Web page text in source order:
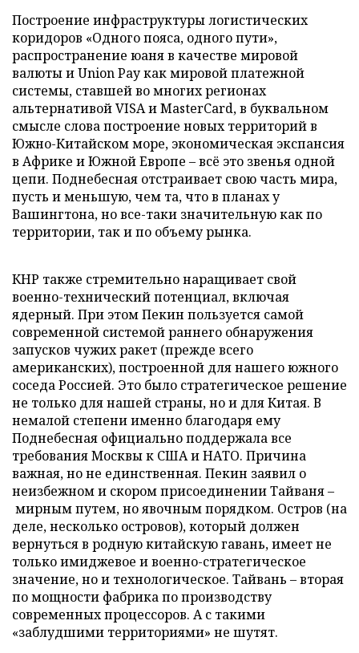
Построение инфраструктуры логистических
коридоров «Одного пояса, одного пути»,
распространение юаня в качестве мировой
валюты и Union Pay как мировой платежной
системы, ставшей во многих регионах
альтернативой VISA и MasterCard, в буквальном
смысле слова построение новых территорий в
Южно-Китайском море, экономическая экспансия
в Африке и Южной Европе – всё это звенья одной
цепи. Поднебесная отстраивает свою часть мира,
пусть и меньшую, чем та, что в планах у
Вашингтона, но все-таки значительную как по
территории, так и по объему рынка.
КНР также стремительно наращивает свой
военно-технический потенциал, включая
ядерный. При этом Пекин пользуется самой
современной системой раннего обнаружения
запусков чужих ракет (прежде всего
американских), построенной для нашего южного
соседа Россией. Это было стратегическое решение
не только для нашей страны, но и для Китая. В
немалой степени именно благодаря ему
Поднебесная официально поддержала все
требования Москвы к США и НАТО. Причина
важная, но не единственная. Пекин заявил о
неизбежном и скором присоединении Тайваня –
мирным путем, но явочным порядком. Остров (на
деле, несколько островов), который должен
вернуться в родную китайскую гавань, имеет не
только имиджевое и военно-стратегическое
значение, но и технологическое. Тайвань – вторая
по мощности фабрика по производству
современных процессоров. А с такими
«заблудшими территориями» не шутят.